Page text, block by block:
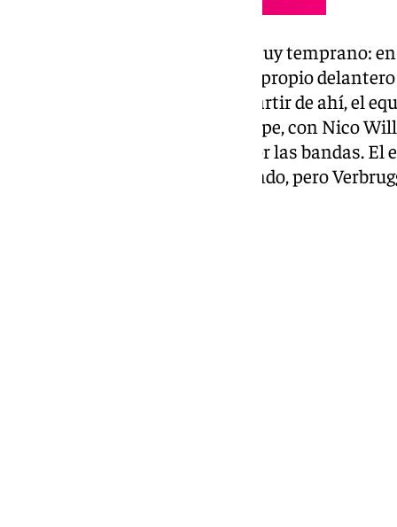
El primer golpe lo dio España muy temprano:
a Oyarzabal dentro del área y el propio
el penalti para poner el 1-0. A partir de ahí, el
replegarse y buscar el contragolpe, con Nico
generando peligro constante por las bandas.
ocasión muy clara para el segundo, pero